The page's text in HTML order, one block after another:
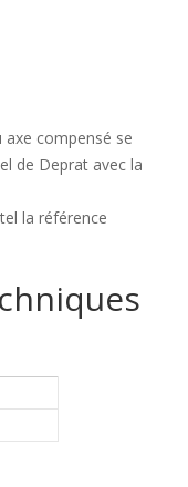
compensé se
de Deprat avec la
la référence